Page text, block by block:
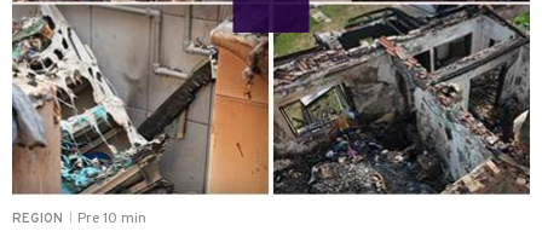
REGION Pre 10 min